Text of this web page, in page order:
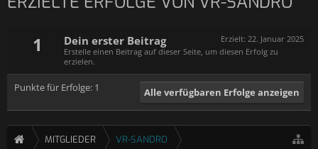
1 Erzielt: 22. Januar 2025
Dein erster Beitrag
Erstelle einen Beitrag auf dieser Seite, um diesen Erfolg zu
erzielen.
Punkte für Erfolge: 1 Alle verfügbaren Erfolge anzeigen
MITGLIEDER VR-SANDRO